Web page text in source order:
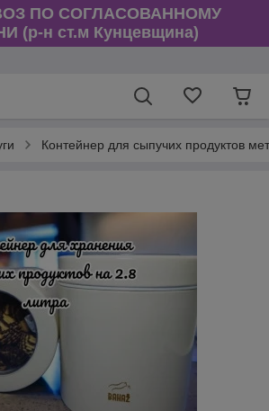
ПО СОГЛАСОВАННОМУ
(р-н ст.м Кунцевщина)
Контейнер для сыпучих продуктов